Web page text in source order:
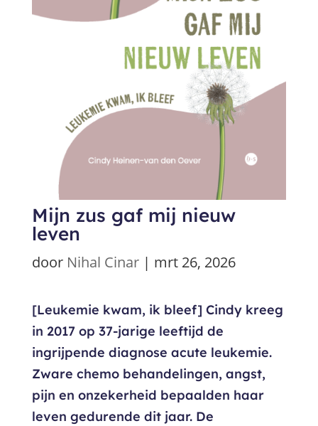
Mijn zus gaf mij nieuw
leven
door Nihal Cinar| mrt 26, 2026
[Leukemie kwam, ik bleef] Cindy kreeg
in 2017 op 37-jarige leeftijd de
ingrijpende diagnose acute leukemie.
Zware chemo behandelingen, angst,
pijn en onzekerheid bepaalden haar
leven gedurende dit jaar. De